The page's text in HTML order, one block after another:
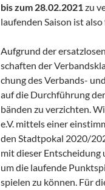
bis zum 28.02.2021zu
laufenden Saison ist
Aufgrund der
schaften der
chung des Verbands-
auf die Durch­füh­rung
bänden zu verzichten.
e.V. mittels einer
den Stadt­pokal 2020/
mit dieser Entschei­dung
um die laufende
spielen zu können. Für